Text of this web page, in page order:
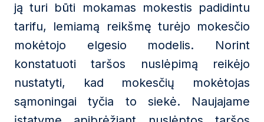
ją turi būti mokamas mokestis padidintu
tarifu, lemiamą reikšmę turėjo mokesčio
mokėtojo elgesio modelis. Norint
konstatuoti taršos nuslėpimą reikėjo
nustatyti, kad mokesčių mokėtojas
sąmoningai tyčia to siekė. Naujajame